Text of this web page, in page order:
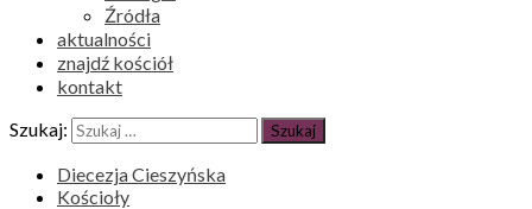
Źródła
aktualności
znajdź kościół
kontakt
Szukaj:
Diecezja Cieszyńska
Kościoły